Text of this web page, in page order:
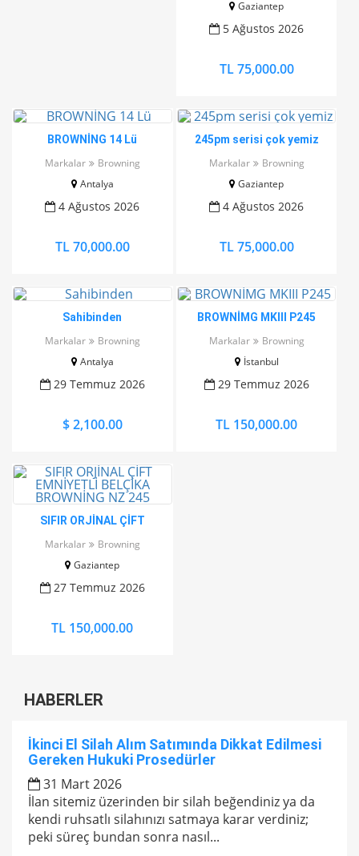
Gaziantep
5 Ağustos 2026
TL 75,000.00
BROWNİNG 14 Lü
Markalar
Browning
Antalya
4 Ağustos 2026
TL 70,000.00
245pm serisi çok yemiz
Markalar
Browning
Gaziantep
4 Ağustos 2026
TL 75,000.00
Sahibinden
Markalar
Browning
Antalya
29 Temmuz 2026
$ 2,100.00
BROWNİMG MKIII P245
Markalar
Browning
İstanbul
29 Temmuz 2026
TL 150,000.00
SIFIR ORJİNAL ÇİFT
BROWNİNG NZ 245
Markalar
Browning
Gaziantep
27 Temmuz 2026
TL 150,000.00
HABERLER
İkinci El Silah Alım Satımında Dikkat Edilmesi
Gereken Hukuki Prosedürler
31 Mart 2026
İlan sitemiz üzerinden bir silah beğendiniz ya da
kendi ruhsatlı silahınızı satmaya karar verdiniz;
peki süreç bundan sonra nasıl...